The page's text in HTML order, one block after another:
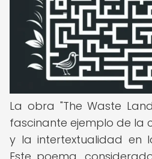
La obra "The Waste
fascinante ejemplo de la
y la intertextualidad en